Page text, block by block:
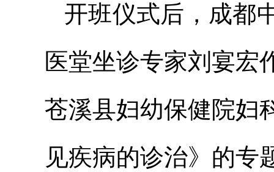
开班仪式后，成都
医堂坐诊专家刘宴宏
苍溪县妇幼保健院妇
见疾病的诊治》的专